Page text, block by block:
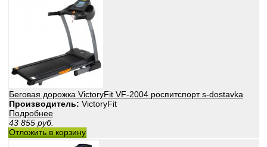
Беговая дорожка VictoryFit VF-2004 роспитспорт s-dostavka
Производитель: VictoryFit
Подробнее
43 855 руб.
Отложить в корзину